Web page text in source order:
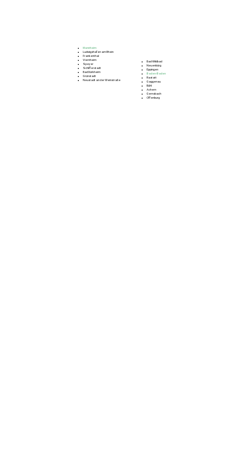
Mannheim
Ludwigshafen am Rhein
Frankenthal
Viernheim
Speyer
Schifferstadt
Bad Dürkheim
Grünstadt
Neustadt an der Weinstraße
Bad Wildbad
Neuenbürg
Eppingen
Baden‑Baden
Rastatt
Gaggenau
Bühl
Achern
Gernsbach
Offenburg